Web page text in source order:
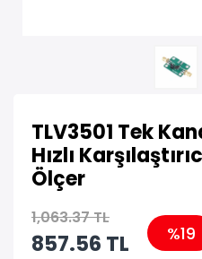
TLV3501 Tek
Hızlı
Ölçer
1,063.37 TL
857.56 TL %19